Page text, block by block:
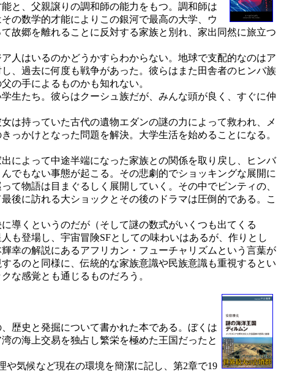
と、父親譲りの調和師の能力をもつ。調和師は
の数学的才能によりこの銀河で最高の大学、ウ
故郷を離れることに反対する家族と別れ、家出同然に旅立つ
人はいるのかどうかすらわからない。地球で支配的なのはア
、過去に何度も戦争があった。彼らはまた田舎者のヒンバ族
の手によるものかも知れない。
生たち。彼らはクーシュ族だが、みんな頭が良く、すぐに仲
は持っていた古代の遺物エダンの謎の力によって救われ、メ
っかけとなった問題を解決。大学生活を始めることになる。
によって中途半端になった家族との関係を取り戻し、ヒンバ
でもない事態が起こる。その悲劇的でショッキングな展開に
て物語は目まぐるしく展開していく。その中でビンティの、
後に訪れる大ショックとその後のドラマは圧倒的である。こ
導くというのだが（そして謎の数式がいくつも出てくる
も登場し、宇宙冒険SFとしての味わいはあるが、作りとし
幸の解説にあるアフリカン・フューチャリズムという言葉が
るのと同様に、伝統的な家族意識や民族意識も重視するとい
な感覚とも通じるものだろう。
歴史と発掘について書かれた本である。ぼくは
の海上交易を独占し繁栄を極めた王国だったと
気候など現在の環境を簡潔に記し、第2章で19